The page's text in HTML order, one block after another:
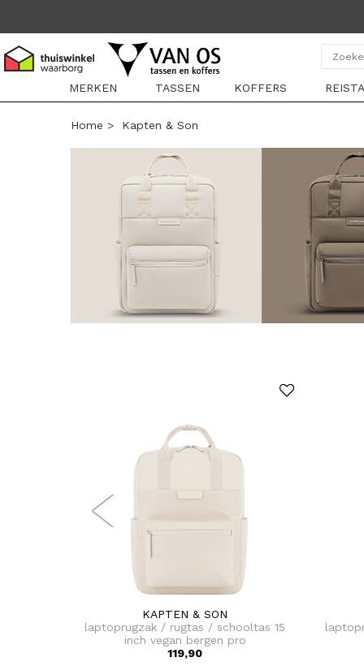
MERKEN TASSEN KOFFERS
Home > Kapten & Son
KAPTEN & SON
laptoprugzak / rugtas / schooltas 15
inch vegan bergen pro
119,90